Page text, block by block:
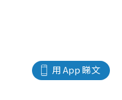
用 App 睇文